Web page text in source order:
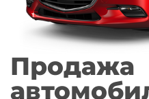
Продажа